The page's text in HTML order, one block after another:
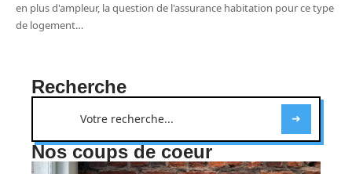
en plus d'ampleur, la question de l'assurance habitation pour ce type
de logement…
Recherche
Nos coups de coeur